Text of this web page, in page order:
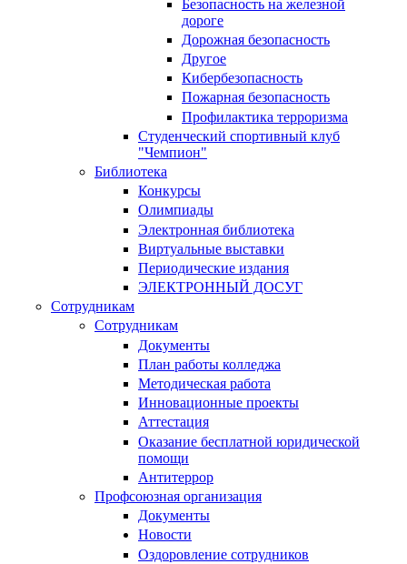
Безопасность на железной
дороге
Дорожная безопасность
Другое
Кибербезопасность
Пожарная безопасность
Профилактика терроризма
Студенческий спортивный клуб
"Чемпион"
Библиотека
Конкурсы
Олимпиады
Электронная библиотека
Виртуальные выставки
Периодические издания
ЭЛЕКТРОННЫЙ ДОСУГ
Сотрудникам
Сотрудникам
Документы
План работы колледжа
Методическая работа
Инновационные проекты
Аттестация
Оказание бесплатной юридической
помощи
Антитеррор
Профсоюзная организация
Документы
Новости
Оздоровление сотрудников